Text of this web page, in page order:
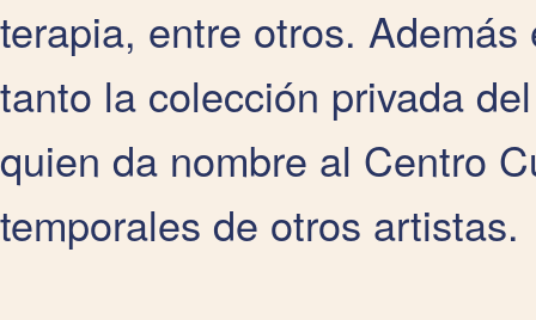
terapia, entre otros.
tanto la colección privada
quien da nombre al Centro
temporales de otros artistas.